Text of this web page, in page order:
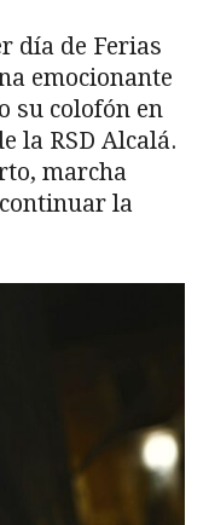
día de Ferias
emocionante
su colofón en
la RSD Alcalá.
marcha
la